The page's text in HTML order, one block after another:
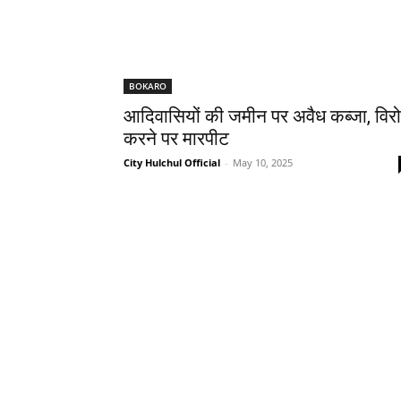
BOKARO
आदिवासियों की जमीन पर अवैध कब्जा,
करने पर मारपीट
City Hulchul Official - May 10, 2025